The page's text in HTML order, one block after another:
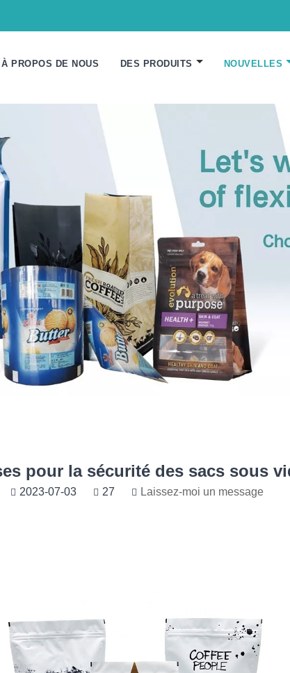
À PROPOS DE NOUS DES PRODUITS NOUVELLES
pour la sécurité des sacs sous
2023-07-03 27 Laissez-moi un message